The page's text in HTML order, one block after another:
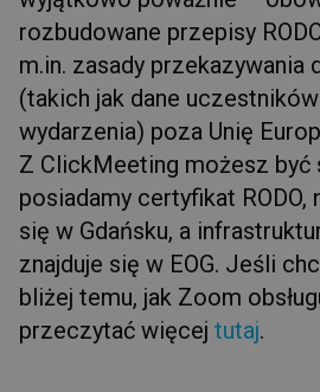
rozbudowane przepisy
m.in. zasady przekazywania
(takich jak dane
wydarzenia) poza Unię
Z ClickMeeting możesz być
posiadamy certyfikat
się w Gdańsku, a
znajduje się w EOG. Jeśli
bliżej temu, jak Zoom
przeczytać więcej tutaj.